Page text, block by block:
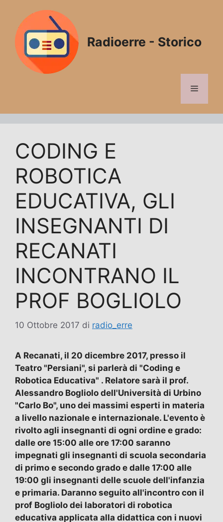
contenuto
Radioerre - Storico
Menu
CODING E
ROBOTICA
EDUCATIVA, GLI
INSEGNANTI DI
RECANATI
INCONTRANO IL
PROF BOGLIOLO
10 Ottobre 2017 di radio_erre
A Recanati, il 20 dicembre 2017, presso il
Teatro "Persiani", si parlerà di "Coding e
Robotica Educativa" . Relatore sarà il prof.
Alessandro Bogliolo dell'Università di Urbino
"Carlo Bo", uno dei massimi esperti in materia
a livello nazionale e internazionale. L'evento è
rivolto agli insegnanti di ogni ordine e grado:
dalle ore 15:00 alle ore 17:00 saranno
impegnati gli insegnanti di scuola secondaria
di primo e secondo grado e dalle 17:00 alle
19:00 gli insegnanti delle scuole dell'infanzia
e primaria. Daranno seguito all'incontro con il
prof Bogliolo dei laboratori di robotica
educativa applicata alla didattica con i nuovi